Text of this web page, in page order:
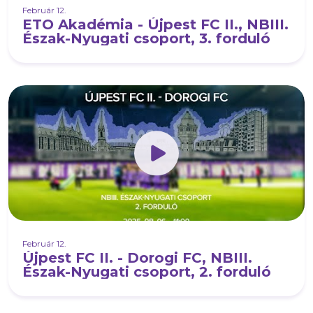
Február 12.
ETO Akadémia - Újpest FC II., NBIII.
Észak-Nyugati csoport, 3. forduló
Február 12.
Újpest FC II. - Dorogi FC, NBIII.
Észak-Nyugati csoport, 2. forduló